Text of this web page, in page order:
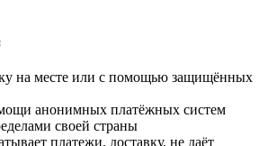
на месте или с помощью защищённых
анонимных платёжных систем
своей страны
платежи, доставку, не даёт